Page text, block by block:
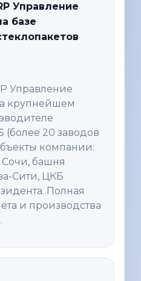
Управление
базе
Управление
крупнейшем
(более 20 заводов
компании:
башня
Сити, ЦКБ
Полная
и производства